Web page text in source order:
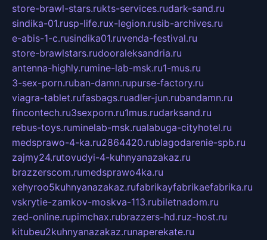
store-brawl-stars.rukts-services.rudark-sand.ru
sindika-01.rusp-life.rux-legion.rusib-archives.ru
e-abis-1-c.rusindika01.ruvenda-festival.ru
store-brawlstars.rudooraleksandria.ru
antenna-highly.rumine-lab-msk.ru1-mus.ru
3-sex-porn.ruban-damn.rupurse-factory.ru
viagra-tablet.rufasbags.ruadler-jun.rubandamn.ru
fincontech.ru3sexporn.ru1mus.rudarksand.ru
rebus-toys.ruminelab-msk.rualabuga-cityhotel.ru
medsprawo-4-ka.ru2864420.rublagodarenie-spb.ru
zajmy24.rutovudyi-4-kuhnyanazakaz.ru
brazzerscom.rumedsprawo4ka.ru
xehyroo5kuhnyanazakaz.rufabrikayfabrikaefabrika.ru
vskrytie-zamkov-moskva-113.rubiletnadom.ru
zed-online.rupimchax.rubrazzers-hd.ruz-host.ru
kitubeu2kuhnyanazakaz.runaperekate.ru